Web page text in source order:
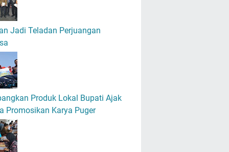
Jadi Teladan Perjuangan
Produk Lokal Bupati Ajak
Promosikan Karya Puger